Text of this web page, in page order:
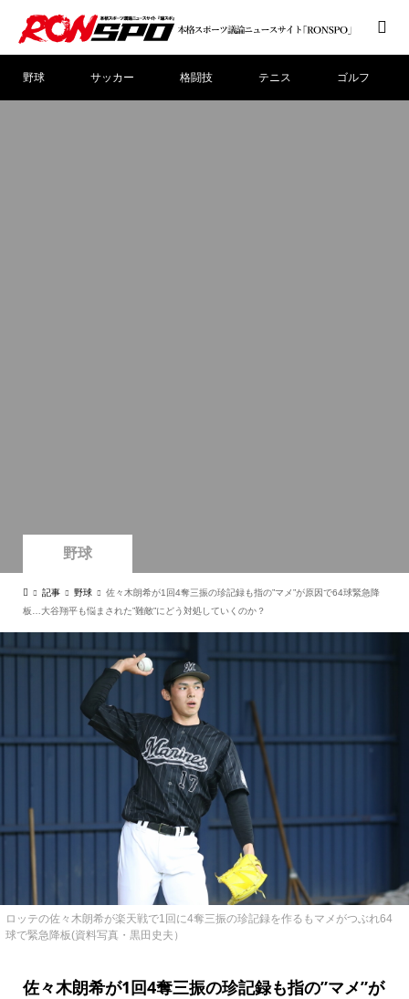
野球 サッカー 格闘技 テニス ゴルフ
野球
記事 野球
佐々木朗希が1回4奪三振の珍記録も指の”マメ”が原因で64球緊急降
板…大谷翔平も悩まされた”難敵”にどう対処していくのか？
ロッテの佐々木朗希が楽天戦で1回に4奪三振の珍記録を作るもマメがつぶれ64
球で緊急降板(資料写真・黒田史夫）
佐々木朗希が1回4奪三振の珍記録も指の”マメ”が